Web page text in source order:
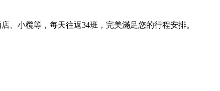
、小欖等，每天往返34班，完美滿足您的行程安排。